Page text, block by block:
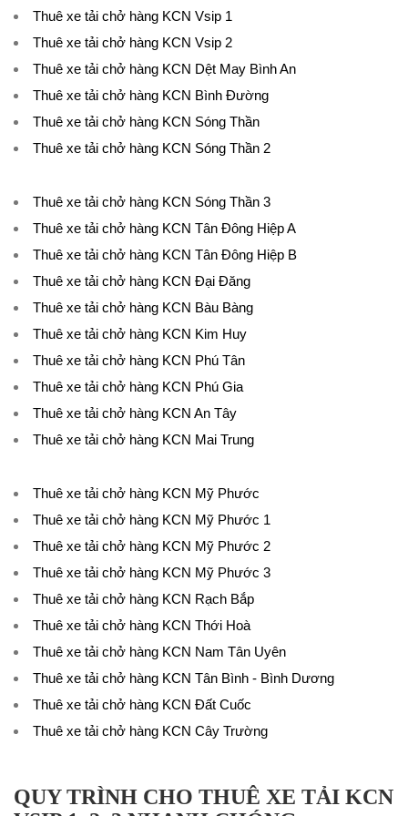
Thuê xe tải chở hàng KCN Vsip 1
Thuê xe tải chở hàng KCN Vsip 2
Thuê xe tải chở hàng KCN Dệt May Bình An
Thuê xe tải chở hàng KCN Bình Đường
Thuê xe tải chở hàng KCN Sóng Thần
Thuê xe tải chở hàng KCN Sóng Thần 2
Thuê xe tải chở hàng KCN Sóng Thần 3
Thuê xe tải chở hàng KCN Tân Đông Hiệp A
Thuê xe tải chở hàng KCN Tân Đông Hiệp B
Thuê xe tải chở hàng KCN Đại Đăng
Thuê xe tải chở hàng KCN Bàu Bàng
Thuê xe tải chở hàng KCN Kim Huy
Thuê xe tải chở hàng KCN Phú Tân
Thuê xe tải chở hàng KCN Phú Gia
Thuê xe tải chở hàng KCN An Tây
Thuê xe tải chở hàng KCN Mai Trung
Thuê xe tải chở hàng KCN Mỹ Phước
Thuê xe tải chở hàng KCN Mỹ Phước 1
Thuê xe tải chở hàng KCN Mỹ Phước 2
Thuê xe tải chở hàng KCN Mỹ Phước 3
Thuê xe tải chở hàng KCN Rạch Bắp
Thuê xe tải chở hàng KCN Thới Hoà
Thuê xe tải chở hàng KCN Nam Tân Uyên
Thuê xe tải chở hàng KCN Tân Bình - Bình Dương
Thuê xe tải chở hàng KCN Đất Cuốc
Thuê xe tải chở hàng KCN Cây Trường
QUY TRÌNH CHO THUÊ XE TẢI KCN